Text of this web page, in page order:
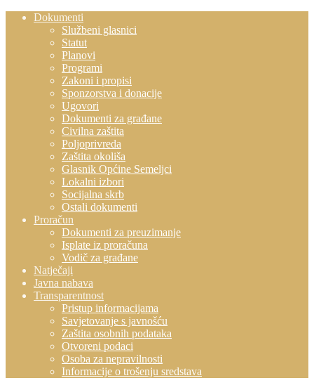
Dokumenti
Službeni glasnici
Statut
Planovi
Programi
Zakoni i propisi
Sponzorstva i donacije
Ugovori
Dokumenti za građane
Civilna zaštita
Poljoprivreda
Zaštita okoliša
Glasnik Općine Semeljci
Lokalni izbori
Socijalna skrb
Ostali dokumenti
Proračun
Dokumenti za preuzimanje
Isplate iz proračuna
Vodič za građane
Natječaji
Javna nabava
Transparentnost
Pristup informacijama
Savjetovanje s javnošću
Zaštita osobnih podataka
Otvoreni podaci
Osoba za nepravilnosti
Informacije o trošenju sredstava